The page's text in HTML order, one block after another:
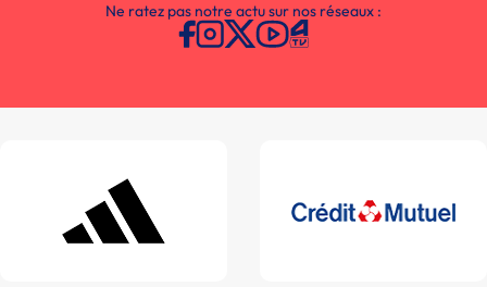
Ne ratez pas notre actu sur nos réseaux :